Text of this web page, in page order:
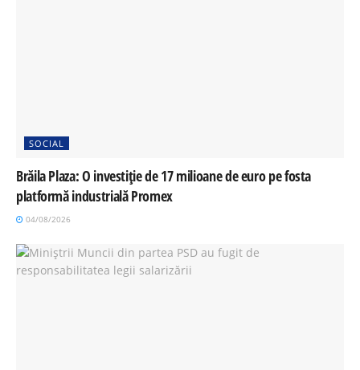
SOCIAL
Brăila Plaza: O investiție de 17 milioane de euro pe fosta
platformă industrială Promex
04/08/2026